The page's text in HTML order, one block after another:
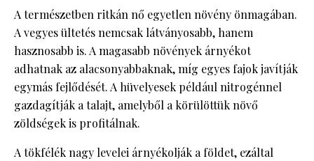
A természetben ritkán nő egyetlen növény önmagában.
A vegyes ültetés nemcsak látványosabb, hanem
hasznosabb is. A magasabb növények árnyékot
adhatnak az alacsonyabbaknak, míg egyes fajok javítják
egymás fejlődését. A hüvelyesek például nitrogénnel
gazdagítják a talajt, amelyből a körülöttük növő
zöldségek is profitálnak.
A tökfélék nagy levelei árnyékolják a földet, ezáltal